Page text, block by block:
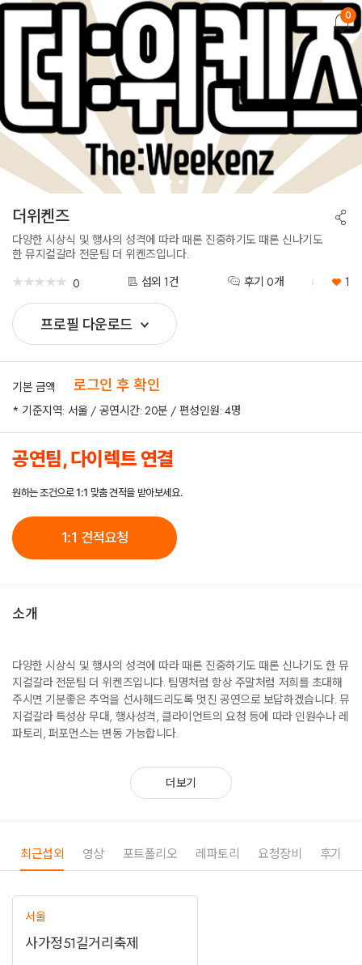
로
0
더위켄즈
다양한 시상식 및 행사의 성격에 따라 때론 진중하기도 때론 신나기도
한 뮤지컬갈라 전문팀 더 위켄즈입니다.
★★★★★
★★★★★ 0 섭외 1건 후기 0개 1
프로필 다운로드
공
유
기본 금액 로그인 후 확인
* 기준지역: 서울 / 공연시간: 20분 / 편성인원: 4명
공연팀, 다이렉트 연결
원하는 조건으로 1:1 맞춤 견적을 받아보세요.
1:1 견적요청
소개
다양한 시상식 및 행사의 성격에 따라 때론 진중하기도 때론 신나기도 한 뮤
지컬갈라 전문팀 더 위켄즈입니다. 팀명처럼 항상 주말처럼 저희를 초대해
주시면 기분좋은 추억을 선사해드리도록 멋진 공연으로 보답하겠습니다. 뮤
지컬갈라 특성상 무대, 행사성격, 클라이언트의 요청 등에 따라 인원수나 레
파토리, 퍼포먼스는 변동 가능합니다.
더보기
최근섭외 영상 포트폴리오 레파토리 요청장비 후기
서울
사가정51길거리축제